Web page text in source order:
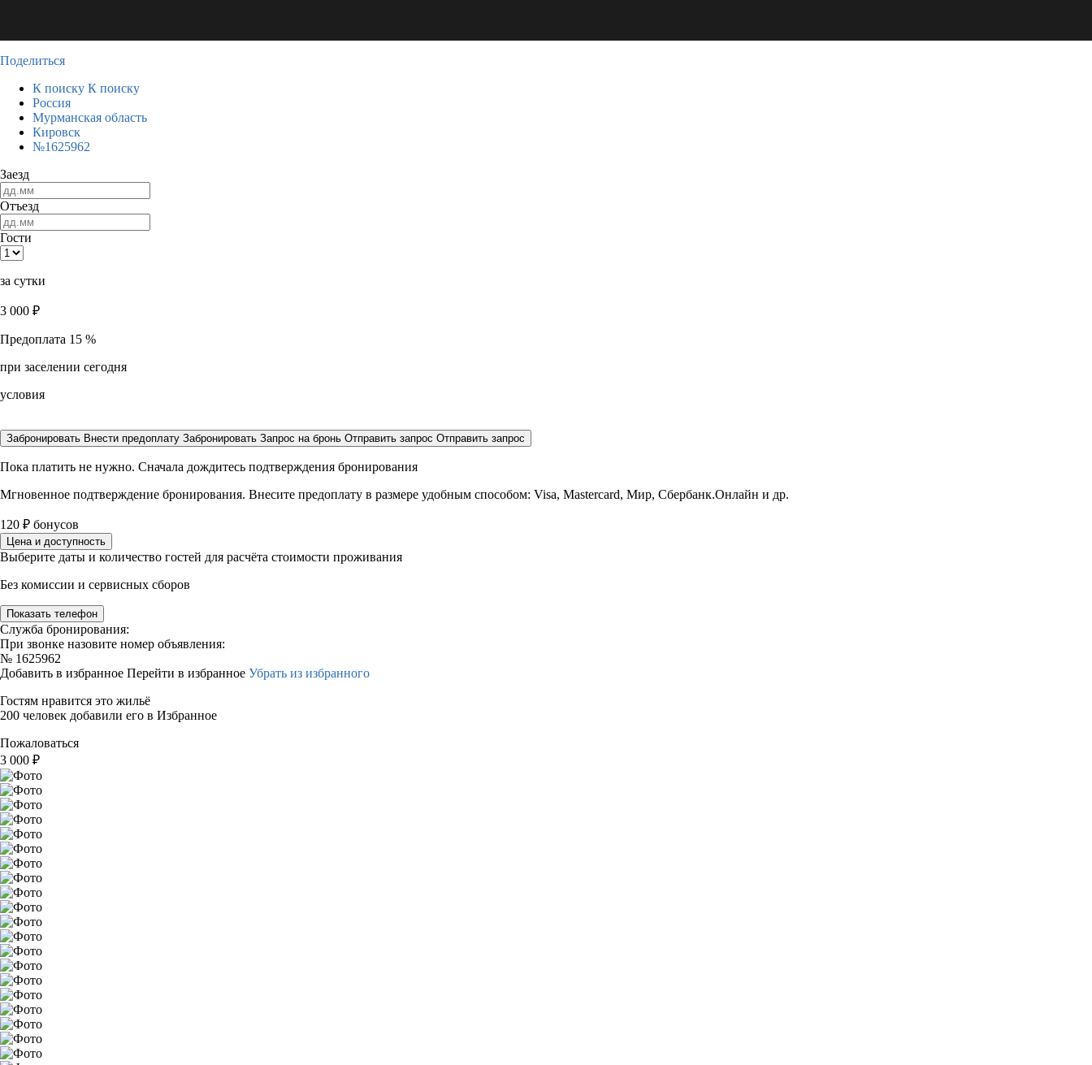
Поделиться
К поиску К поиску
Россия
Мурманская область
Кировск
№1625962
Заезд
Отъезд
Гости
за сутки
3 000 ₽
Предоплата 15 %
при заселении сегодня
условия
Забронировать Внести предоплату Забронировать Запрос на бронь Отправить запрос Отправить запрос
Пока платить не нужно. Сначала дождитесь подтверждения бронирования
Мгновенное подтверждение бронирования. Внесите предоплату в размере удобным способом: Visa, Mastercard, Мир, Сбербанк.Онлайн и др.
120 ₽ бонусов
Цена и доступность
Выберите даты и количество гостей для расчёта стоимости проживания
Без комиссии и сервисных сборов
Показать телефон
Служба бронирования:
При звонке назовите номер объявления:
№ 1625962
Добавить в избранное Перейти в избранное Убрать из избранного
Гостям нравится это жильё
200 человек добавили его в Избранное
Пожаловаться
3 000 ₽